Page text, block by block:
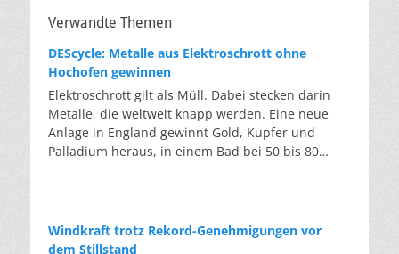
Verwandte Themen
DEScycle: Metalle aus Elektroschrott ohne
Hochofen gewinnen
Elektroschrott gilt als Müll. Dabei stecken darin
Metalle, die weltweit knapp werden. Eine neue
Anlage in England gewinnt Gold, Kupfer und
Palladium heraus, in einem Bad bei 50 bis 80
tausend Grad ein. Energieintensiv und nur im
industriellen Großmaßstab möglich. Das Londoner
Windkraft trotz Rekord-Genehmigungen vor
dem Stillstand